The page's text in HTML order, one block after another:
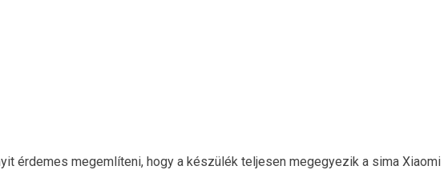
érdemes megemlíteni, hogy a készülék teljesen megegyezik a sima Xiaomi